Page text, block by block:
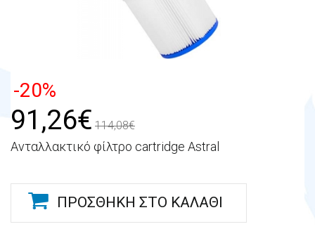
-20%
91,26€ 114,08€
Ανταλλακτικό φίλτρο cartridge Astral
ΠΡΟΣΘΉΚΗ ΣΤΟ ΚΑΛΆΘΙ